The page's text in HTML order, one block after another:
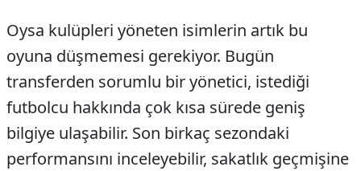
Oysa kulüpleri yöneten isimlerin artık bu
oyuna düşmemesi gerekiyor. Bugün
transferden sorumlu bir yönetici, istediği
futbolcu hakkında çok kısa sürede geniş
bilgiye ulaşabilir. Son birkaç sezondaki
performansını inceleyebilir, sakatlık geçmişine